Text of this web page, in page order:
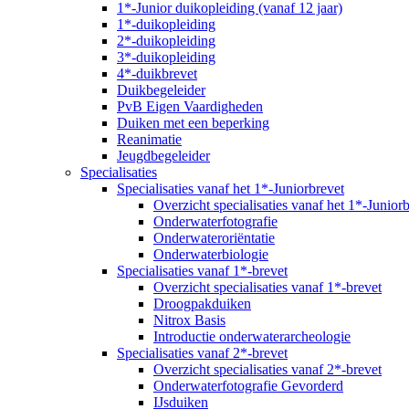
1*-Junior duikopleiding (vanaf 12 jaar)
1*-duikopleiding
2*-duikopleiding
3*-duikopleiding
4*-duikbrevet
Duikbegeleider
PvB Eigen Vaardigheden
Duiken met een beperking
Reanimatie
Jeugdbegeleider
Specialisaties
Specialisaties vanaf het 1*-Juniorbrevet
Overzicht specialisaties vanaf het 1*-
Onderwaterfotografie
Onderwateroriëntatie
Onderwaterbiologie
Specialisaties vanaf 1*-brevet
Overzicht specialisaties vanaf 1*-brevet
Droogpakduiken
Nitrox Basis
Introductie onderwaterarcheologie
Specialisaties vanaf 2*-brevet
Overzicht specialisaties vanaf 2*-brevet
Onderwaterfotografie Gevorderd
IJsduiken